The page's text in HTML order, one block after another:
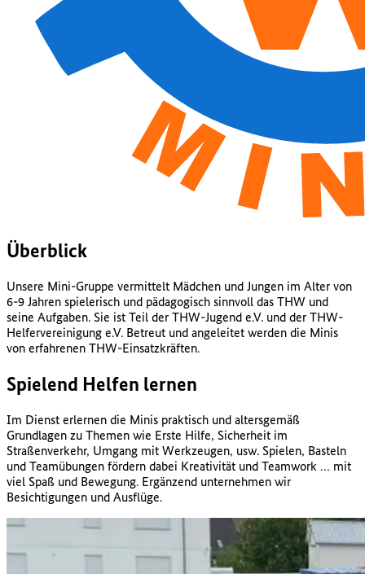
Überblick
Unsere Mini-Gruppe vermittelt Mädchen und Jungen im Alter von
6-9 Jahren spielerisch und pädagogisch sinnvoll das THW und
seine Aufgaben. Sie ist Teil der THW-Jugend e.V. und der THW-
Helfervereinigung e.V. Betreut und angeleitet werden die Minis
von erfahrenen THW-Einsatzkräften.
Spielend Helfen lernen
Im Dienst erlernen die Minis praktisch und altersgemäß
Grundlagen zu Themen wie Erste Hilfe, Sicherheit im
Straßenverkehr, Umgang mit Werkzeugen, usw. Spielen, Basteln
und Teamübungen fördern dabei Kreativität und Teamwork … mit
viel Spaß und Bewegung. Ergänzend unternehmen wir
Besichtigungen und Ausflüge.